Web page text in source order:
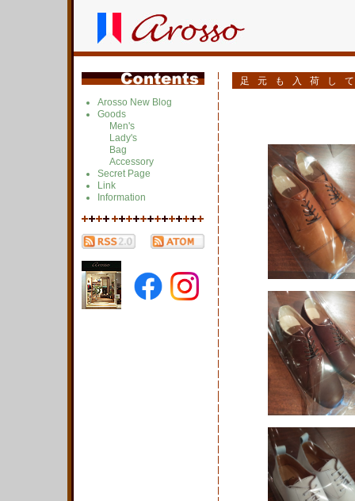
Arosso New Blog
Goods
Men's
Lady's
Bag
Accessory
Secret Page
Link
Information
足元も入荷し